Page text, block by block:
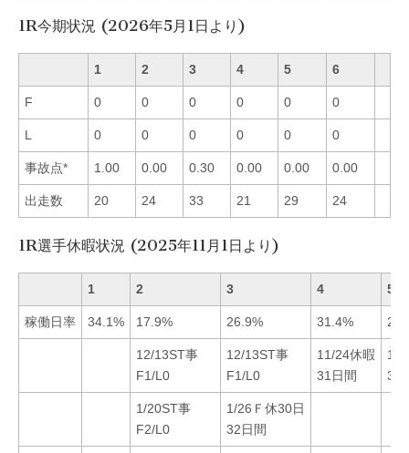
1R今期状況 (2026年5月1日より)
1 2 3 4 5 6
F 0 0 0 0 0 0
L 0 0 0 0 0 0
事故点* 1.00 0.00 0.30 0.00 0.00 0.00
出走数 20 24 33 21 29 24
1R選手休暇状況 (2025年11月1日より)
1 2 3 4 5
稼働日率 34.1% 17.9% 26.9% 31.4%
12/13ST事
F1/L0
12/13ST事
F1/L0
11/24休暇
31日間
11/
36
1/20ST事
F2/L0
1/26Ｆ休30日
32日間